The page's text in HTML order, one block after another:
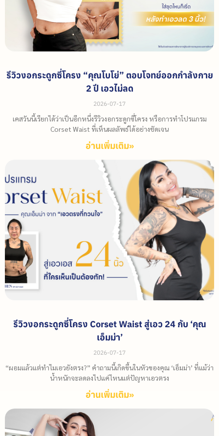
รีวิวงอกระดูกซี่โครง “คุณโบโย่” ตอบโจทย์ออกกำลังกาย
2 ปี เอวไม่ลด
2026-07-17
เคสวันนี้เรียกได้ว่าเป็นอีกหนึ่งรีวิวงอกระดูกซี่โครง หรือการทำโปรแกรม
Corset Waist ที่เห็นผลลัพธ์ได้อย่างชัดเจน
อ่านเพิ่มเติม»
รีวิวงอกระดูกซี่โครง Corset Waist สู่เอว 24 กับ ‘คุณ
เอ็มม่า’
2026-07-17
“ผอมแล้วแต่ทำไมเอวยังตรง?” คำถามนี้เกิดขึ้นในหัวของคุณ ‘เอ็มม่า’ ที่แม้ว่า
น้ำหนักจะลดลงไปแค่ไหนแต่ปัญหาเอวตรง
อ่านเพิ่มเติม»